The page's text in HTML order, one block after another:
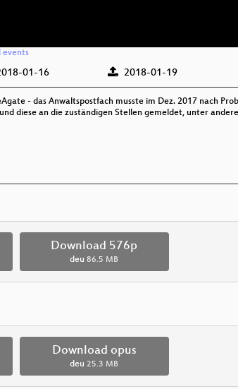
events
01-16 2018-01-19
- das Anwaltspostfach musste im Dez. 2017 nach
diese an die zuständigen Stellen gemeldet, unter
Download 576p
deu 86.5 MB
Download opus
deu 25.3 MB